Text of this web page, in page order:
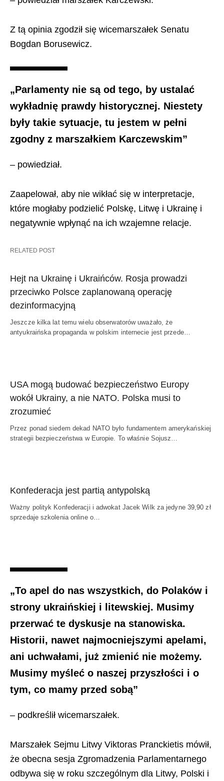
Z tą opinia zgodził się wicemarszałek Senatu
Bogdan Borusewicz.
„Parlamenty nie są od tego, by ustalać
wykładnię prawdy historycznej. Niestety
były takie sytuacje, tu jestem w pełni
zgodny z marszałkiem Karczewskim”
– powiedział.
Zaapelował, aby nie wikłać się w interpretacje,
które mogłaby podzielić Polskę, Litwę i Ukrainę i
negatywnie wpłynąć na ich wzajemne relacje.
RELATED POST
Hejt na Ukrainę i Ukraińców. Rosja prowadzi
przeciwko Polsce zaplanowaną operację
dezinformacyjną
Jeszcze kilka lat temu wielu obserwatorów uważało, że
antyukraińska propaganda w polskim internecie jest przede…
USA mogą budować bezpieczeństwo Europy
wokół Ukrainy, a nie NATO. Polska musi to
zrozumieć
Przez ponad siedem dekad NATO było fundamentem amerykańskiej
strategii bezpieczeństwa w Europie. To właśnie Sojusz…
Konfederacja jest partią antypolską
Ważny polityk Konfederacji i adwokat Jacek Wilk za jedyne 39,90 zł
sprzedaje szkolenia online o…
„To apel do nas wszystkich, do Polaków i
strony ukraińskiej i litewskiej. Musimy
przerwać te dyskusje na stanowiska.
Historii, nawet najmocniejszymi apelami,
ani uchwałami, już zmienić nie możemy.
Musimy myśleć o naszej przyszłości i o
tym, co mamy przed sobą”
– podkreślił wicemarszałek.
Marszałek Sejmu Litwy Viktoras Pranckietis mówił,
że obecna sesja Zgromadzenia Parlamentarnego
odbywa się w roku szczególnym dla Litwy, Polski i